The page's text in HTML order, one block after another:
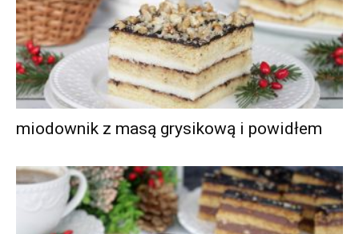
miodownik z masą grysikową i powidłem